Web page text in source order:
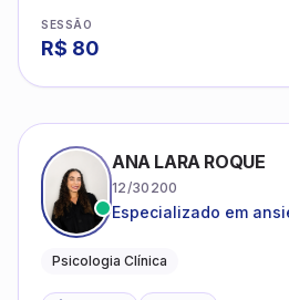
SESSÃO
R$ 80
ANA LARA ROQUE
12/30200
Especializado em
Psicologia Clínica